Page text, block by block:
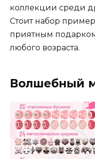
коллекции среди
Стоит набор
приятным
любого возраста.
Волшебный